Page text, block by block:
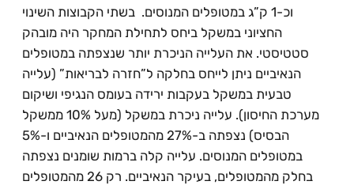
וכ-1 ק”ג במטופלים המנוסים. בשתי הקבוצות השינוי
החציוני במשקל ביחס לתחילת המחקר היה מובהק
סטטיסטי. את העלייה הניכרת יותר שנצפתה במטופלים
הנאיביים ניתן לייחס בחלקה ל”חזרה לבריאות” (עלייה
טבעית במשקל בעקבות ירידה בעומס הנגיפי ושיקום
מערכת החיסון). עלייה ניכרת במשקל (מעל 10% ממשקל
הבסיס) נצפתה ב-27% מהמטופלים הנאיביים ו-5%
במטופלים המנוסים. עלייה קלה ברמות שומנים נצפתה
בחלק מהמטופלים, בעיקר הנאיביים. רק 26 מהמטופלים